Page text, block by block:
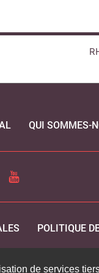
QUI SOMMES-
YOUTUBE
POLITIQUE
de services